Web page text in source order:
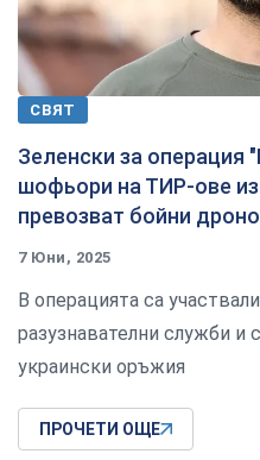
СВЯТ
Зеленски за операция
шофьори на ТИР-ове
превозват бойни
7 Юни, 2025
В операцията са
разузнавателни служби и
украински оръжия
ПРОЧЕТИ ОЩЕ